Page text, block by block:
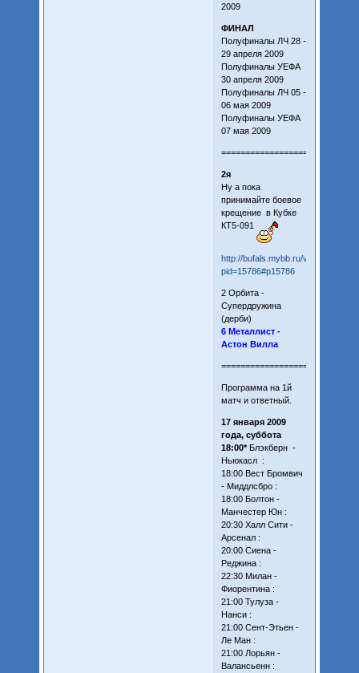
2009
ФИНАЛ
Полуфиналы ЛЧ 28 -
29 апреля 2009
Полуфиналы УЕФА
30 апреля 2009
Полуфиналы ЛЧ 05 -
06 мая 2009
Полуфиналы УЕФА
07 мая 2009
2я
Ну а пока
принимайте боевое
крещение в Кубке
КТ5-091
http://bufals.mybb.ru/
pid=15786#p15786
2 Орбита -
Супердружина
(дерби)
6 Металлист -
Астон Вилла
Программа на 1й
матч и ответный.
17 января 2009
года, суббота
18:00*Блэкберн -
Ньюкасл :
18:00 Вест Бромвич
- Миддлсбро :
18:00 Болтон -
Манчестер Юн :
20:30 Халл Сити -
Арсенал :
20:00 Сиена -
Реджина :
22:30 Милан -
Фиорентина :
21:00 Тулуза -
Нанси :
21:00 Сент-Этьен -
Ле Ман :
21:00 Лорьян -
Валансьенн :